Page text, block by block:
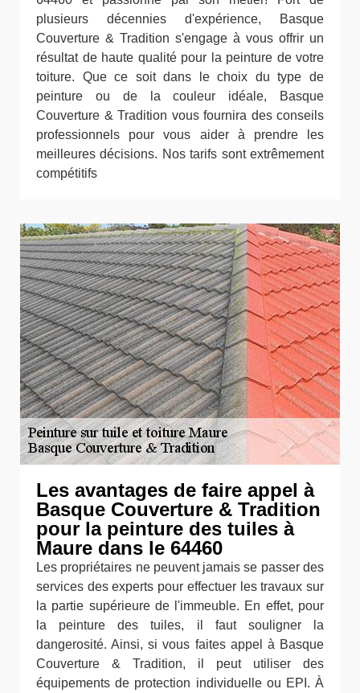
plusieurs décennies d'expérience, Basque
Couverture & Tradition s'engage à vous offrir un
résultat de haute qualité pour la peinture de votre
toiture. Que ce soit dans le choix du type de
peinture ou de la couleur idéale, Basque
Couverture & Tradition vous fournira des conseils
professionnels pour vous aider à prendre les
meilleures décisions. Nos tarifs sont extrêmement
compétitifs
Les avantages de faire appel à
Basque Couverture & Tradition
pour la peinture des tuiles à
Maure dans le 64460
Les propriétaires ne peuvent jamais se passer des
services des experts pour effectuer les travaux sur
la partie supérieure de l'immeuble. En effet, pour
la peinture des tuiles, il faut souligner la
dangerosité. Ainsi, si vous faites appel à Basque
Couverture & Tradition, il peut utiliser des
équipements de protection individuelle ou EPI. À